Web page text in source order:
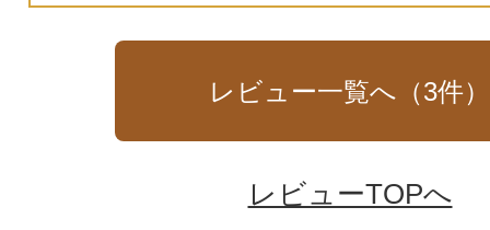
レビュー一覧へ（3件）
レビューTOPへ